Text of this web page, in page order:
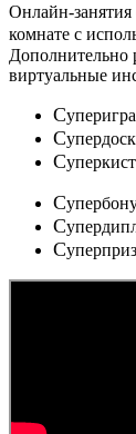
Онлайн-занятия
комнате с
Дополнительно
виртуальные
Cуперигра
C
C
C
C
Cуперприз